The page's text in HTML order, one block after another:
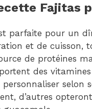
Fajitas
parfaite pour un
et de cuisson,
de protéines
des
selon
d’autres